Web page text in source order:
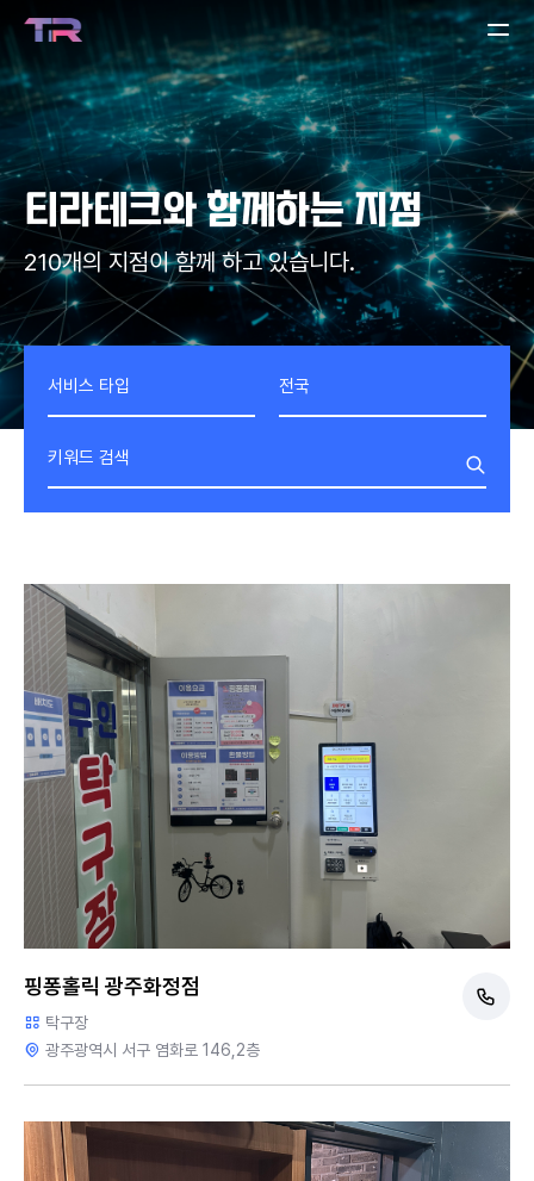
티라테크와 함께하는 지점
210개의 지점이 함께 하고 있습니다.
핑퐁홀릭 광주화정점
탁구장
광주광역시 서구 염화로 146,2층